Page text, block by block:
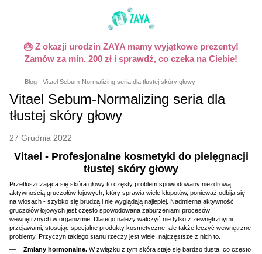
🎂 Z okazji urodzin ZAYA mamy wyjątkowe prezenty!
Zamów za min. 200 zł i sprawdź, co czeka na Ciebie!
Blog Vitael Sebum-Normalizing seria dla tłustej skóry głowy
Vitael Sebum-Normalizing seria dla
tłustej skóry głowy
27 Grudnia 2022
Vitael - Profesjonalne kosmetyki do pielęgnacji
tłustej skóry głowy
Przetłuszczająca się skóra głowy to częsty problem spowodowany niezdrową
aktywnością gruczołów łojowych, który sprawia wiele kłopotów, ponieważ odbija się
na włosach - szybko się brudzą i nie wyglądają najlepiej. Nadmierna aktywność
gruczołów łojowych jest często spowodowana zaburzeniami procesów
wewnętrznych w organizmie. Dlatego należy walczyć nie tylko z zewnętrznymi
przejawami, stosując specjalne produkty kosmetyczne, ale także leczyć wewnętrzne
problemy. Przyczyn takiego stanu rzeczy jest wiele, najczęstsze z nich to.
Zmiany hormonalne. W związku z tym skóra staje się bardzo tłusta, co często